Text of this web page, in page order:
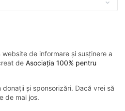
de informare și susținere a
de Asociația 100% pentru
și sponsorizări. Dacă vrei să
de mai jos.